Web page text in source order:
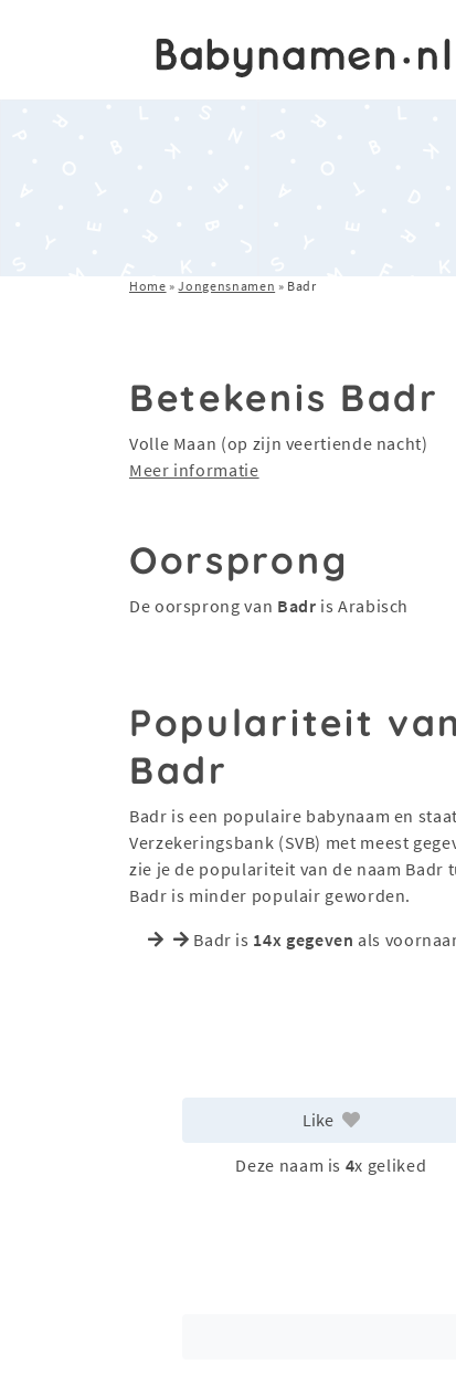
Home »Jongensnamen » Badr
Betekenis Badr
Volle Maan (op zijn veertiende nacht)
Meer informatie
Oorsprong
De oorsprong van Badr is Arabisch
Populariteit
Badr
Badr is een populaire babynaam en
Verzekeringsbank (SVB) met meest
zie je de populariteit van de naam Badr
Badr is minder populair geworden.
Badr is 14x gegeven als
Like
Deze naam is 4x geliked